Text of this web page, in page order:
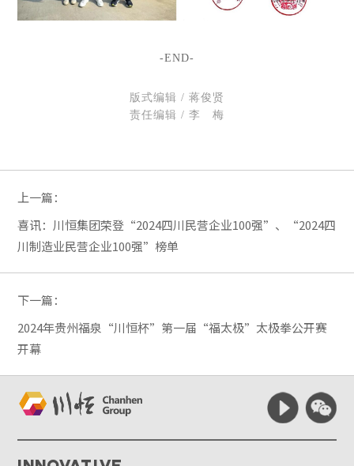
-END-
版式编辑 / 蒋俊贤
责任编辑 / 李 梅
上一篇：
喜讯：川恒集团荣登“2024四川民营企业100强”、“2024四
川制造业民营企业100强”榜单
下一篇：
2024年贵州福泉“川恒杯”第一届“福太极”太极拳公开赛
开幕